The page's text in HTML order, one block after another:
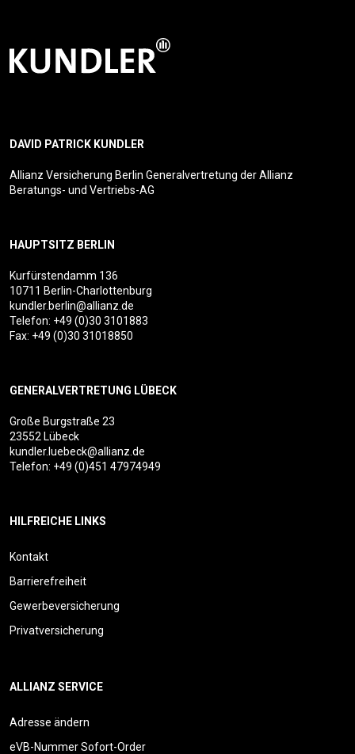
DAVID PATRICK KUNDLER
Allianz Versicherung Berlin Generalvertretung der Allianz
Beratungs- und Vertriebs-AG
HAUPTSITZ BERLIN
Kurfürstendamm 136
10711 Berlin-Charlottenburg
kundler.berlin@allianz.de
Telefon: +49 (0)30 3101883
Fax: +49 (0)30 31018850
GENERALVERTRETUNG LÜBECK
Große Burgstraße 23
23552 Lübeck
kundler.luebeck@allianz.de
Telefon: +49 (0)451 47974949
HILFREICHE LINKS
Kontakt
Barrierefreiheit
Gewerbeversicherung
Privatversicherung
ALLIANZ SERVICE
Adresse ändern
eVB-Nummer Sofort-Order